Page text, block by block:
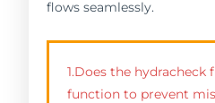
flows seamlessly.
1.Does the hydracheck
function to prevent